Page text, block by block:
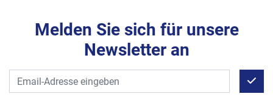
Melden Sie sich für unsere
Newsletter an